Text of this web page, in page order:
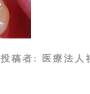
投稿者: 医療法人